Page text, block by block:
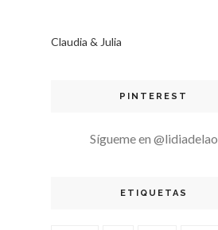
Claudia & Julia
PINTEREST
Sígueme en @lidiadelao
ETIQUETAS